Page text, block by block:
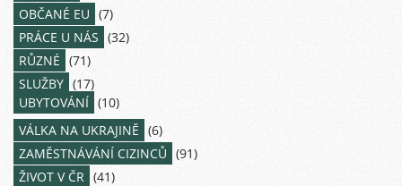
OBČANÉ EU (7)
PRÁCE U NÁS (32)
RŮZNÉ (71)
SLUŽBY (17)
UBYTOVÁNÍ (10)
VÁLKA NA UKRAJINĚ (6)
ZAMĚSTNÁVÁNÍ CIZINCŮ (91)
ŽIVOT V ČR (41)